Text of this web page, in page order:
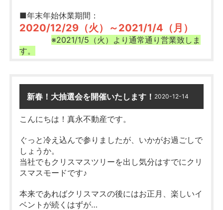
■年末年始休業期間：
2020/12/29（火）～2021/1/4（月）
※2021/1/5（火）より通常通り営業致しま
す。
しては、2021/1/5（火）以降、順次対応させていた
だきます。
皆様には大変ご不便をおかけいたしますが、何卒ご
理解の程お願い申し上げます。
新春！大抽選会を開催いたします！ 2020-12-14
こんにちは！真永不動産です。
ぐっと冷え込んで参りましたが、いかがお過ごしで
しょうか。
当社でもクリスマスツリーを出し気分はすでにクリ
スマスモードです♪
本来であればクリスマスの後にはお正月、楽しいイ
ベントが続くはずが…